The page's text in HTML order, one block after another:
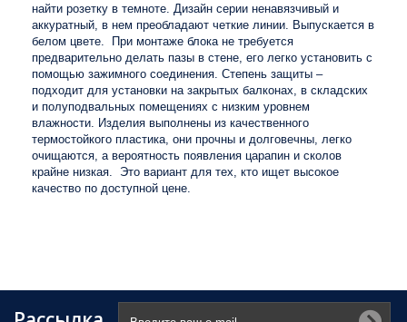
найти розетку в темноте. Дизайн серии ненавязчивый и
аккуратный, в нем преобладают четкие линии. Выпускается в
белом цвете.
При монтаже блока не требуется
предварительно делать пазы в стене, его легко установить с
помощью зажимного соединения. Степень защиты –
подходит для установки на закрытых балконах, в складских
и полуподвальных помещениях с низким уровнем
влажности. Изделия выполнены из качественного
термостойкого пластика, они прочны и долговечны, легко
очищаются, а вероятность появления царапин и сколов
крайне низкая.
Это вариант для тех, кто ищет высокое
качество по доступной цене.